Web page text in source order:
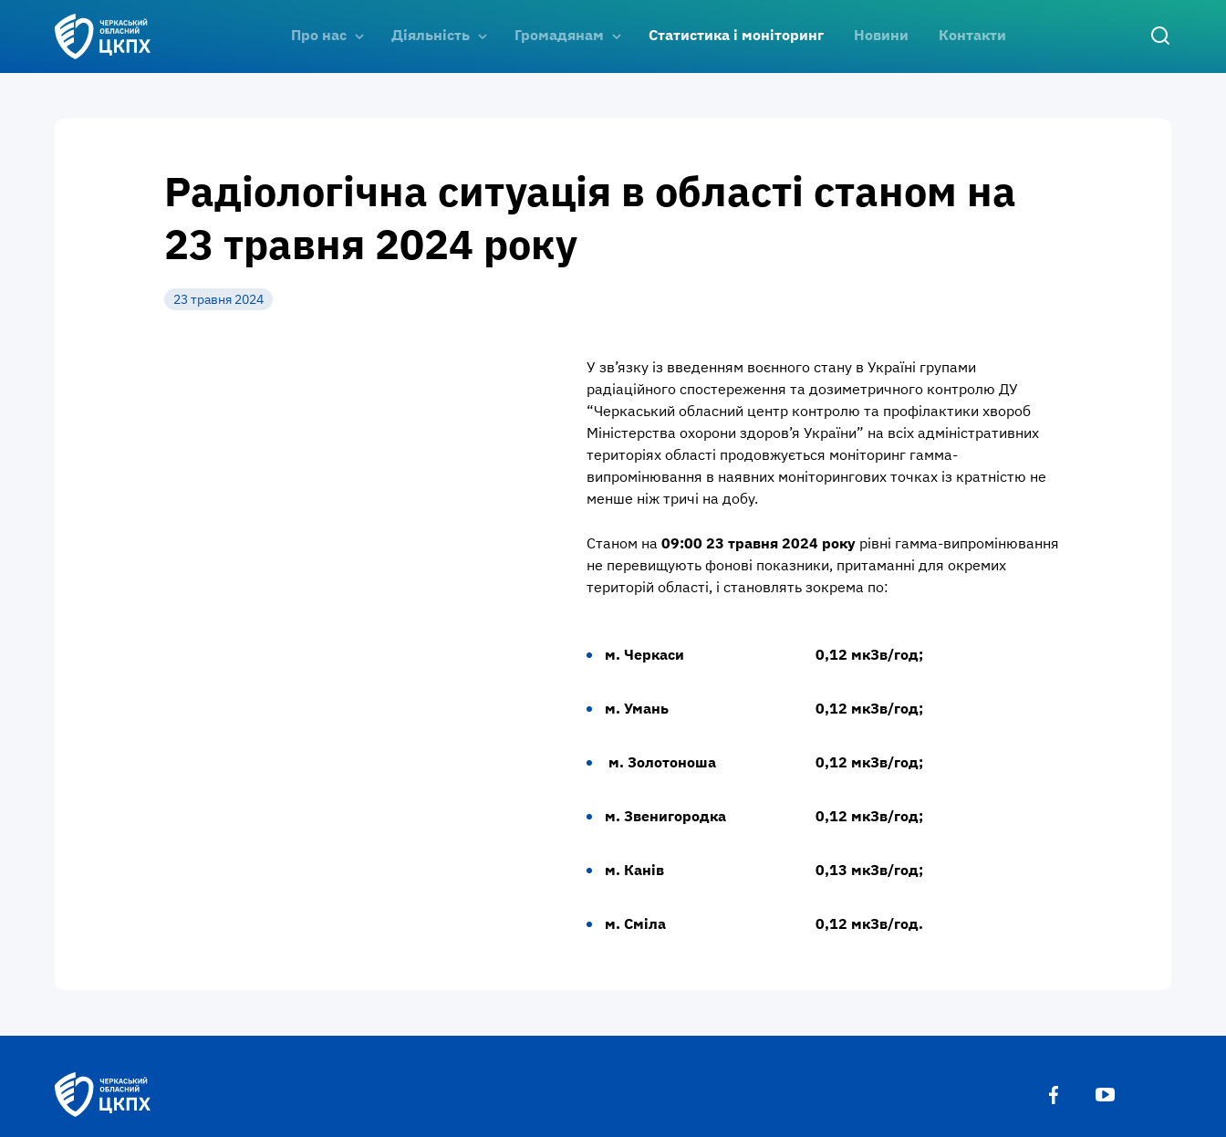
Про нас Діяльність Громадянам Статистика і моніторинг Новини Контакти
Радіологічна ситуація в області станом на
23 травня 2024 року
23 травня 2024
У зв’язку із введенням воєнного стану в Україні групами
радіаційного спостереження та дозиметричного контролю ДУ
“Черкаський обласний центр контролю та профілактики хвороб
Міністерства охорони здоров’я України” на всіх адміністративних
територіях області продовжується моніторинг гамма-
випромінювання в наявних моніторингових точках із кратністю не
менше ніж тричі на добу.
Станом на 09:00 23 травня 2024 рокурівні гамма-випромінювання
не перевищують фонові показники, притаманні для окремих
територій області, і становлять зокрема по:
м. Черкаси 0,12 мкЗв/год;
м. Умань 0,12 мкЗв/год;
м. Золотоноша 0,12 мкЗв/год;
м. Звенигородка 0,12 мкЗв/год;
м. Канів 0,13 мкЗв/год;
м. Сміла 0,12 мкЗв/год.